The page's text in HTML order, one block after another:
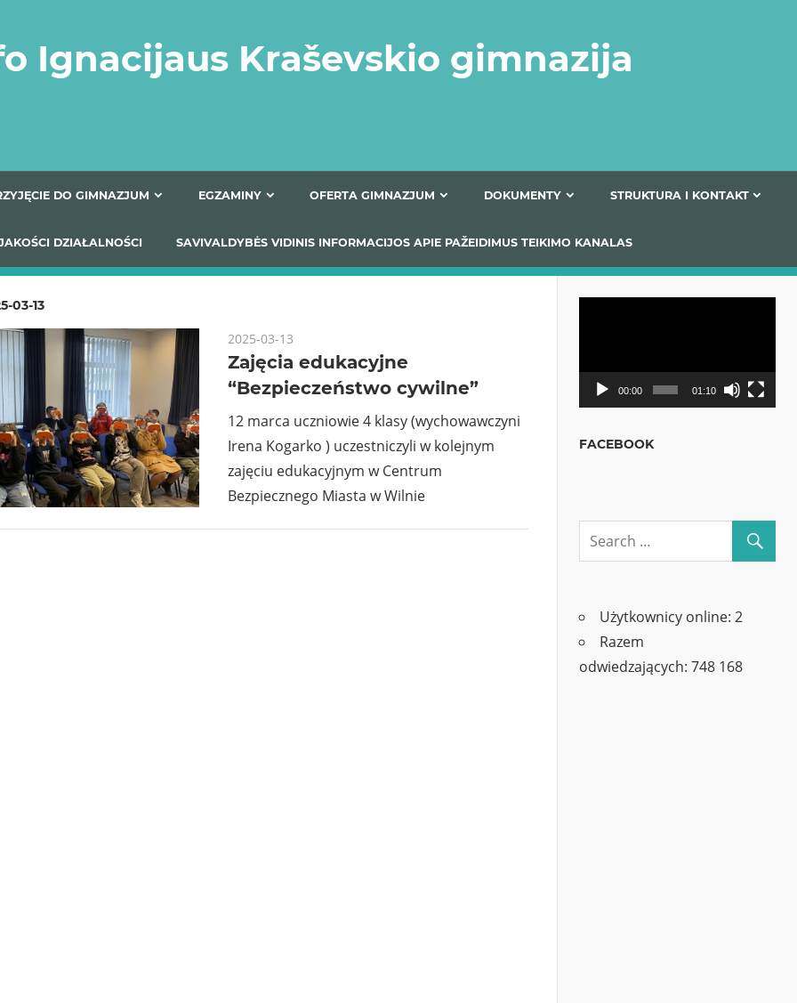
Ignacijaus Kraševskio gimnazija
JAKOŚCI DZIAŁALNOŚCI SAVIVALDYBĖS VIDINIS INFORMACIJOS APIE PAŽEIDIMUS TEIKIMO KANALAS
03-13
2025-03-13
Zajęcia edukacyjne
“Bezpieczeństwo cywilne”
12 marca uczniowie 4 klasy (wychowawczyni
Irena Kogarko ) uczestniczyli w kolejnym
zajęciu edukacyjnym w Centrum
Bezpiecznego Miasta w Wilnie
00:00 01:10
FACEBOOK
Użytkownicy online:2
Razem
odwiedzających:748 168